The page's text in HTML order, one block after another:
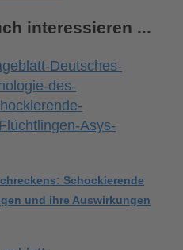
interessieren ...
Schockierende
und ihre Auswirkungen